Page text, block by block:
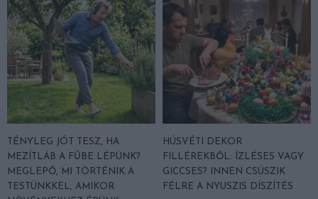
TÉNYLEG JÓT TESZ, HA
MEZÍTLÁB A FŰBE LÉPÜNK?
MEGLEPŐ, MI TÖRTÉNIK A
TESTÜNKKEL, AMIKOR
HÚSVÉTI DEKOR
FILLÉREKBŐL: ÍZLÉSES VAGY
GICCSES? INNEN CSÚSZIK
FÉLRE A NYUSZIS DÍSZÍTÉS